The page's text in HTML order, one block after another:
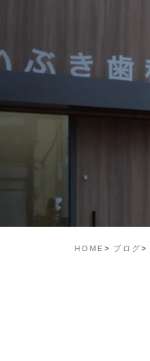
HOME ブログ